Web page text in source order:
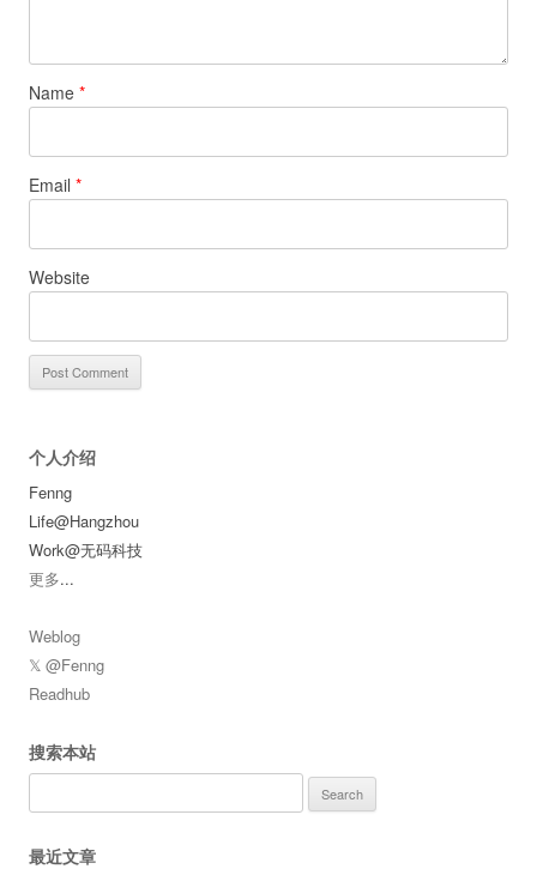
Name *
Email *
Website
个人介绍
Fenng
Life@Hangzhou
Work@无码科技
更多...
Weblog
𝕏 @Fenng
Readhub
搜索本站
for:
最近文章